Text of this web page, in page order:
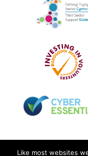
Like most websites